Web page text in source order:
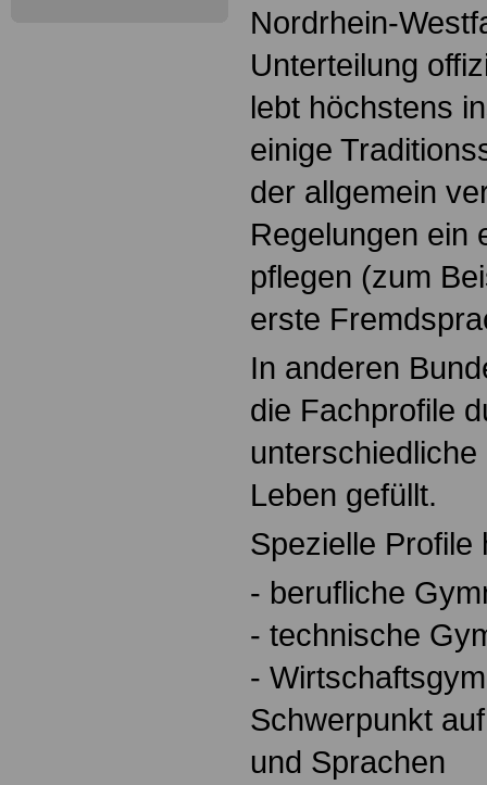
Nordrhein-
Unterteilung
lebt höchstens
einige
der allgemein
Regelungen ein
pflegen (zum
erste
In anderen
die Fachprofile
Leben gefüllt.
Spezielle Profile
- berufliche
- technische
-
Schwerpunkt
und Sprachen